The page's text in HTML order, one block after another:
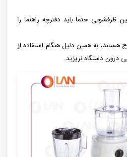
حتما باید دفترچه راهنما را
هستند، به همین دلیل هنگام استفاده از
درون دستگاه نریزید.